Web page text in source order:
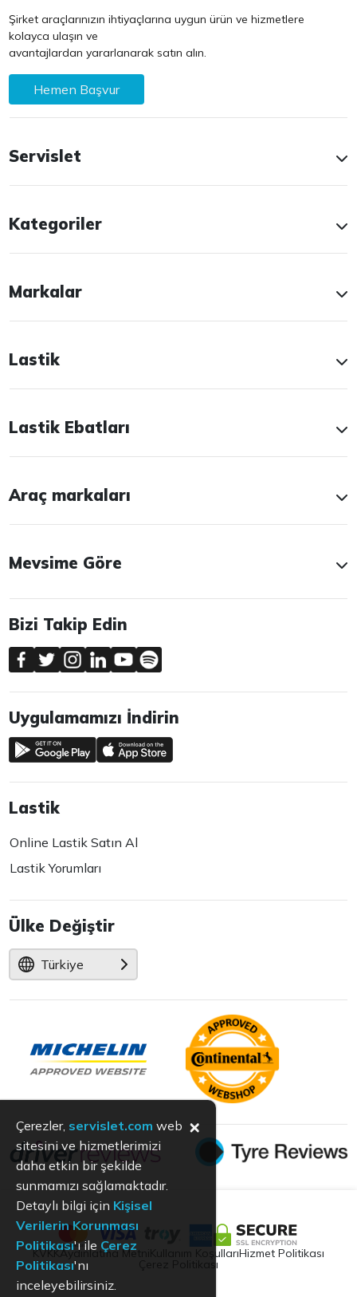
Şirket araçlarınızın ihtiyaçlarına uygun ürün ve hizmetlere
kolayca ulaşın ve
avantajlardan yararlanarak satın alın.
Hemen Başvur
Servislet
Kategoriler
Markalar
Lastik
Lastik Ebatları
Araç markaları
Mevsime Göre
Bizi Takip Edin
Uygulamamızı İndirin
Lastik
Online Lastik Satın Al
Lastik Yorumları
Ülke Değiştir
Türkiye
KVKKAydınlatma Metni Kullanım KoşullarıHizmet Politikası
Çerez Politikası
Çerezler, servislet.com web
sitesini ve hizmetlerimizi
daha etkin bir şekilde
sunmamızı sağlamaktadır.
Detaylı bilgi için Kişisel
Verilerin Korunması
Politikası'ı ile Çerez
Politikası'nı
inceleyebilirsiniz.
×